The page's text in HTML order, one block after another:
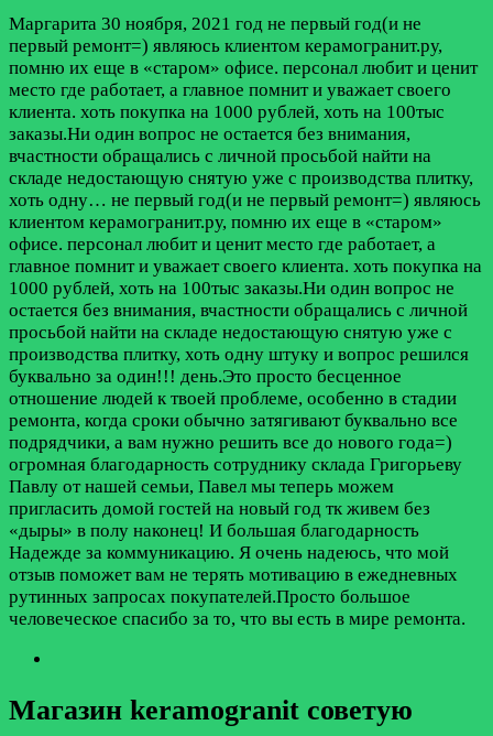
Маргарита 30 ноября, 2021 год не первый год(и не
первый ремонт=) являюсь клиентом керамогранит.ру,
помню их еще в «старом» офисе. персонал любит и ценит
место где работает, а главное помнит и уважает своего
клиента. хоть покупка на 1000 рублей, хоть на 100тыс
заказы.Ни один вопрос не остается без внимания,
вчастности обращались с личной просьбой найти на
складе недостающую снятую уже с производства плитку,
хоть одну… не первый год(и не первый ремонт=) являюсь
клиентом керамогранит.ру, помню их еще в «старом»
офисе. персонал любит и ценит место где работает, а
главное помнит и уважает своего клиента. хоть покупка на
1000 рублей, хоть на 100тыс заказы.Ни один вопрос не
остается без внимания, вчастности обращались с личной
просьбой найти на складе недостающую снятую уже с
производства плитку, хоть одну штуку и вопрос решился
буквально за один!!! день.Это просто бесценное
отношение людей к твоей проблеме, особенно в стадии
ремонта, когда сроки обычно затягивают буквально все
подрядчики, а вам нужно решить все до нового года=)
огромная благодарность сотруднику склада Григорьеву
Павлу от нашей семьи, Павел мы теперь можем
пригласить домой гостей на новый год тк живем без
«дыры» в полу наконец! И большая благодарность
Надежде за коммуникацию. Я очень надеюсь, что мой
отзыв поможет вам не терять мотивацию в ежедневных
рутинных запросах покупателей.Просто большое
человеческое спасибо за то, что вы есть в мире ремонта.
Магазин keramogranit советую